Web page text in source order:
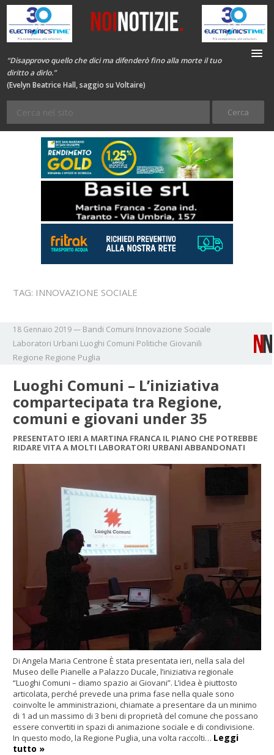
“Disapprovo quello che dici ma difenderò fino alla morte il tuo
diritto a dirlo.”
(Evelyn Beatrice Hall, saggio su Voltaire)
TAG: INNOVAZIONE SOCIALE
18 Gennaio 2019— Bandi Comuni Innovazione Sociale
Laboratori Urbani Luoghi Comuni Politiche Giovanili
Regione Regione Puglia
Luoghi Comuni – L’iniziativa
compartecipata tra Regione,
comuni e giovani under 35
PRESENTATO IERI A MARTINA FRANCA IL PIANO CHE POTREBBE
RIDARE VITA A MOLTI LABORATORI URBANI ABBANDONATI
Di Angela Maria Centrone È stata presentata ieri, nella sala del
Museo delle Pianelle a Palazzo Ducale, l’iniziativa regionale
“Luoghi Comuni – diamo spazio ai Giovani”. L’idea è piuttosto
articolata, perché prevede una prima fase nella quale sono
coinvolte le amministrazioni, chiamate a presentare da un minimo
di 1 ad un massimo di 3 beni di proprietà del comune che possano
essere convertiti in spazi di animazione sociale e di condivisione.
In questo modo, la Regione Puglia, una volta raccolti… Leggi
tutto »